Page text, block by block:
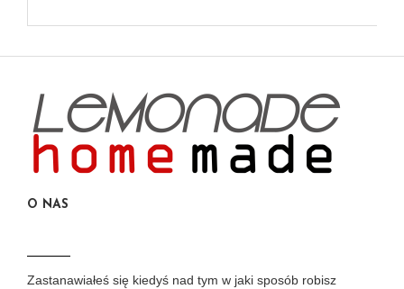
O NAS
Zastanawiałeś się kiedyś nad tym w jaki sposób robisz